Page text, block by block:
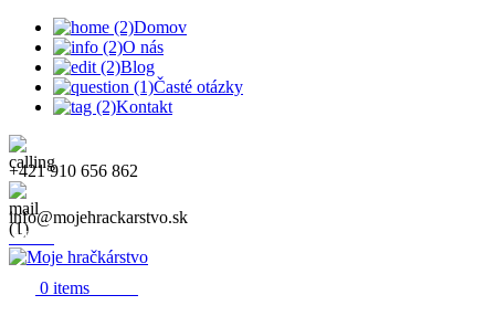
Domov
O nás
Blog
Časté otázky
Kontakt
+421 910 656 862
info@mojehrackarstvo.sk
Menu
0 items